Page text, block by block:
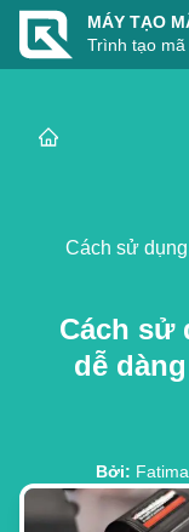
MÁY TẠO
Trình tạo
Cách sử
Cách sử
dễ
Bởi: Fatima